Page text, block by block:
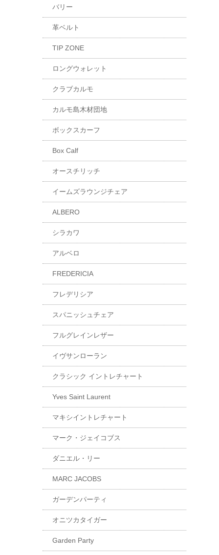
バリー
革ベルト
TIP ZONE
ロングウォレット
クラブカルモ
カルモ島木材団地
ボックスカーフ
Box Calf
オースチリッチ
イームズラウンジチェア
ALBERO
シラカワ
アルベロ
FREDERICIA
フレデリシア
スパニッシュチェア
フルグレインレザー
イヴサンローラン
クラシック イントレチャート
Yves Saint Laurent
マキシイントレチャート
マーク・ジェイコブス
ダニエル・リー
MARC JACOBS
ガーデンパーティ
オニツカタイガー
Garden Party